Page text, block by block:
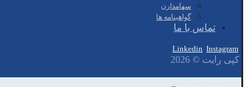
سهامدارن
گواهینامه ها
تماس با ما
Linkedin Instagram
کپی رایت © 2026